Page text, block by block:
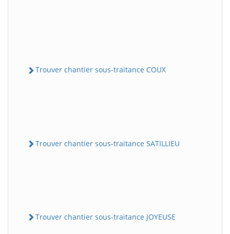
Trouver chantier sous-traitance COUX
Trouver chantier sous-traitance SATILLIEU
Trouver chantier sous-traitance JOYEUSE